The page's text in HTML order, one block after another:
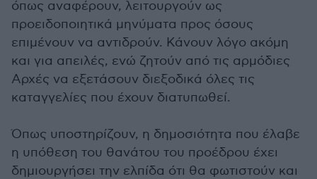
όπως αναφέρουν, λειτουργούν ως
προειδοποιητικά μηνύματα προς όσους
επιμένουν να αντιδρούν. Κάνουν λόγο ακόμη
και για απειλές, ενώ ζητούν από τις αρμόδιες
Αρχές να εξετάσουν διεξοδικά όλες τις
καταγγελίες που έχουν διατυπωθεί.
Όπως υποστηρίζουν, η δημοσιότητα που έλαβε
η υπόθεση του θανάτου του προέδρου έχει
δημιουργήσει την ελπίδα ότι θα φωτιστούν και